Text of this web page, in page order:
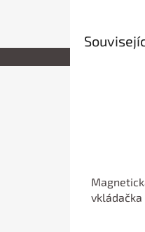
vkládačka